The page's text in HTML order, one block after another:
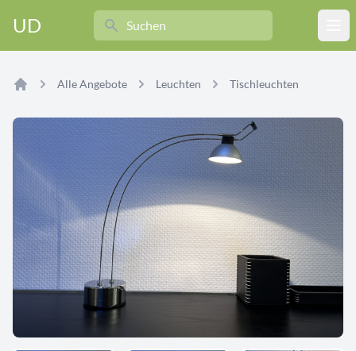
UD
Search
Alle Angebote Leuchten Tischleuchten